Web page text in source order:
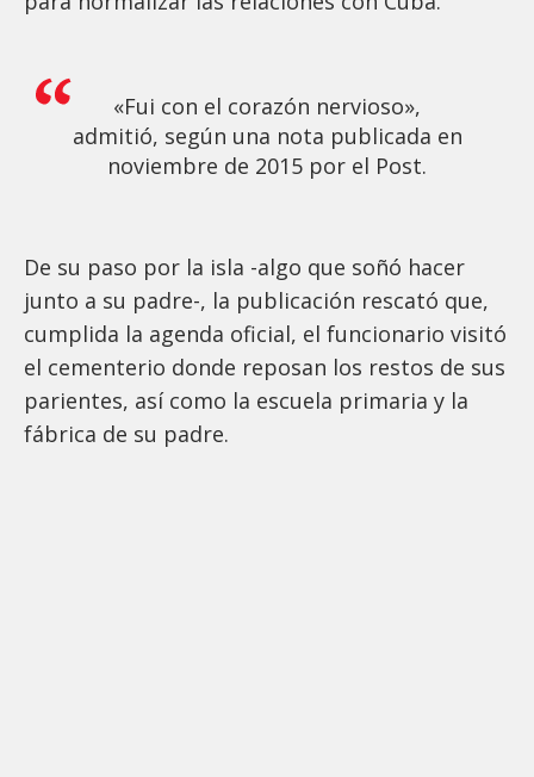
«Fui con el corazón nervioso»,
admitió, según una nota publicada en
noviembre de 2015 por el Post.
De su paso por la isla -algo que soñó hacer
junto a su padre-, la publicación rescató que,
cumplida la agenda oficial, el funcionario visitó
el cementerio donde reposan los restos de sus
parientes, así como la escuela primaria y la
fábrica de su padre.